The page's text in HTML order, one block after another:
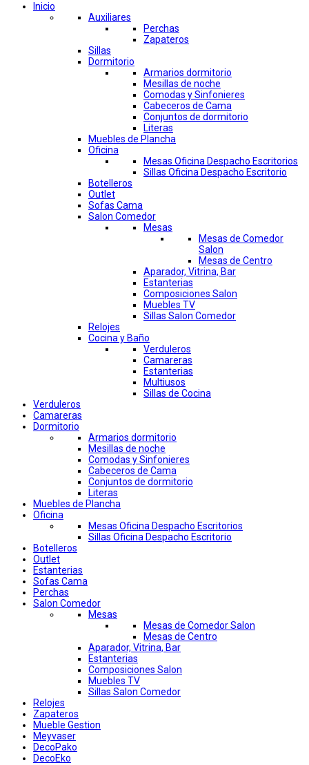
Inicio
Auxiliares
Perchas
Zapateros
Sillas
Dormitorio
Armarios dormitorio
Mesillas de noche
Comodas y Sinfonieres
Cabeceros de Cama
Conjuntos de dormitorio
Literas
Muebles de Plancha
Oficina
Mesas Oficina Despacho Escritorios
Sillas Oficina Despacho Escritorio
Botelleros
Outlet
Sofas Cama
Salon Comedor
Mesas
Mesas de Comedor
Salon
Mesas de Centro
Aparador, Vitrina, Bar
Estanterias
Composiciones Salon
Muebles TV
Sillas Salon Comedor
Relojes
Cocina y Baño
Verduleros
Camareras
Estanterias
Multiusos
Sillas de Cocina
Verduleros
Camareras
Dormitorio
Armarios dormitorio
Mesillas de noche
Comodas y Sinfonieres
Cabeceros de Cama
Conjuntos de dormitorio
Literas
Muebles de Plancha
Oficina
Mesas Oficina Despacho Escritorios
Sillas Oficina Despacho Escritorio
Botelleros
Outlet
Estanterias
Sofas Cama
Perchas
Salon Comedor
Mesas
Mesas de Comedor Salon
Mesas de Centro
Aparador, Vitrina, Bar
Estanterias
Composiciones Salon
Muebles TV
Sillas Salon Comedor
Relojes
Zapateros
Mueble Gestion
Meyvaser
DecoPako
DecoEko